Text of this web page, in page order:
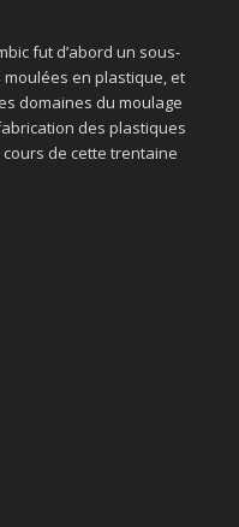
fut d’abord un sous-
en plastique, et
domaines du moulage
des plastiques
de cette trentaine